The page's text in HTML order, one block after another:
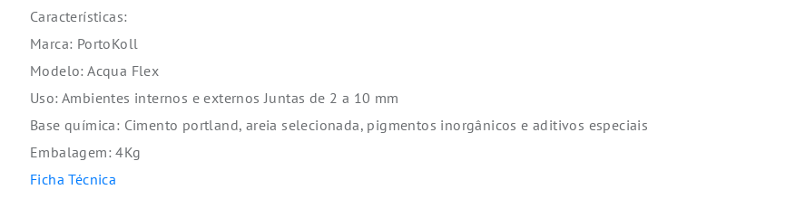
Características:
Marca: PortoKoll
Modelo: Acqua Flex
Uso: Ambientes internos e externos Juntas de 2 a 10 mm
Base química: Cimento portland, areia selecionada, pigmentos inorgânicos e aditivos especiais
Embalagem: 4Kg
Ficha Técnica